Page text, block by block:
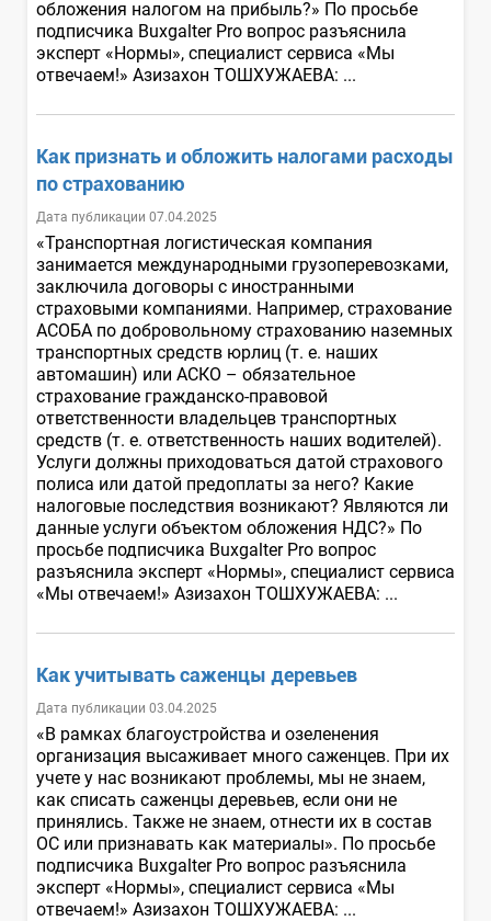
обложения налогом на прибыль?» По просьбе
подписчика Buxgalter Pro вопрос разъяснила
эксперт «Нормы», специалист сервиса «Мы
отвечаем!» Азизахон ТОШХУЖАЕВА: ...
Как признать и обложить налогами расходы
по страхованию
Дата публикации 07.04.2025
«Транспортная логистическая компания
занимается международными грузоперевозками,
заключила договоры с иностранными
страховыми компаниями. Например, страхование
АСОБА по добровольному страхованию наземных
транспортных средств юрлиц (т. е. наших
автомашин) или АСКО – обязательное
страхование гражданско-правовой
ответственности владельцев транспортных
средств (т. е. ответственность наших водителей).
Услуги должны приходоваться датой страхового
полиса или датой предоплаты за него? Какие
налоговые последствия возникают? Являются ли
данные услуги объектом обложения НДС?» По
просьбе подписчика Buxgalter Pro вопрос
разъяснила эксперт «Нормы», специалист сервиса
«Мы отвечаем!» Азизахон ТОШХУЖАЕВА: ...
Как учитывать саженцы деревьев
Дата публикации 03.04.2025
«В рамках благоустройства и озеленения
организация высаживает много саженцев. При их
учете у нас возникают проблемы, мы не знаем,
как списать саженцы деревьев, если они не
принялись. Также не знаем, отнести их в состав
ОС или признавать как материалы». По просьбе
подписчика Buxgalter Pro вопрос разъяснила
эксперт «Нормы», специалист сервиса «Мы
отвечаем!» Азизахон ТОШХУЖАЕВА: ...